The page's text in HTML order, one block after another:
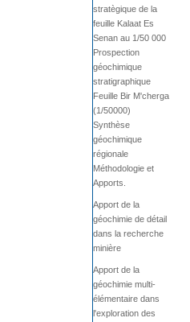
stratègique de la
feuille Kalaat Es
Senan au 1/50 000
Prospection
géochimique
stratigraphique
Feuille Bir M'cherga
(1/50000)
Synthèse
géochimique
régionale
Méthodologie et
Apports.
Apport de la
géochimie de détail
dans la recherche
minière
Apport de la
géochimie multi-
élémentaire dans
l'exploration des